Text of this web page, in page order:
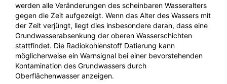
werden alle Veränderungen des scheinbaren Wasseralters
gegen die Zeit aufgezeigt. Wenn das Alter des Wassers mit
der Zeit verjüngt, liegt dies insbesondere daran, dass eine
Grundwasserabsenkung der oberen Wasserschichten
stattfindet. Die Radiokohlenstoff Datierung kann
möglicherweise ein Warnsignal bei einer bevorstehenden
Kontamination des Grundwassers durch
Oberflächenwasser anzeigen.